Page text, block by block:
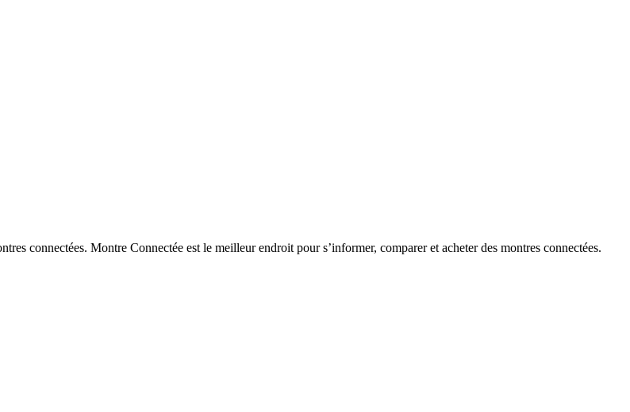
connectées. Montre Connectée est le meilleur endroit pour s’informer, comparer et acheter des montres connectées.